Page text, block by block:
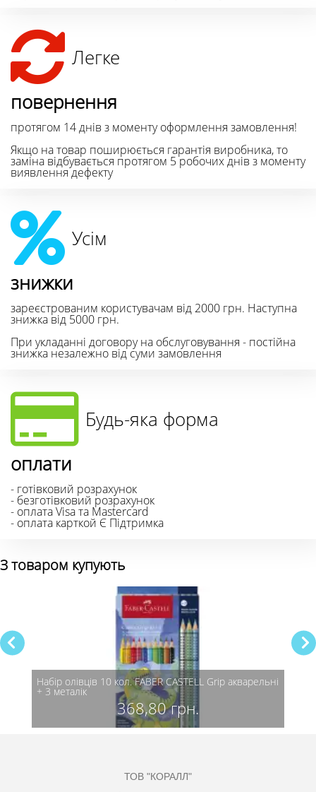
Легке
повернення
протягом 14 днів з моменту оформлення замовлення!
Якщо на товар поширюється гарантія виробника, то
заміна відбувається протягом 5 робочих днів з моменту
виявлення дефекту
Усім
знижки
зареєстрованим користувачам від 2000 грн. Наступна
знижка від 5000 грн.
При укладанні договору на обслуговування - постійна
знижка незалежно від суми замовлення
Будь-яка форма
оплати
- готівковий розрахунок
- безготівковий розрахунок
- оплата Visa та Mastercard
- оплата карткой Є Підтримка
З товаром купують
Набір олівців 10 кол. FABER CASTELL Grip акварельні
+ 3 металік
368,80 грн.
ТОВ "КОРАЛЛ"